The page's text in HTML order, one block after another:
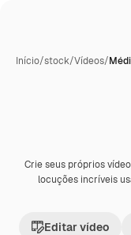
Início/stock/Vídeos/
Crie seus próprios
locuções incríveis
Editar vídeo